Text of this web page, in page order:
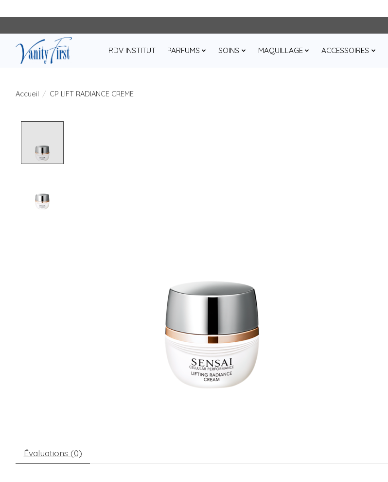
RDV INSTITUT PARFUMS SOINS MAQUILLAGE ACCESSOIRES
Accueil / CP LIFT RADIANCE CREME
Évaluations (0)